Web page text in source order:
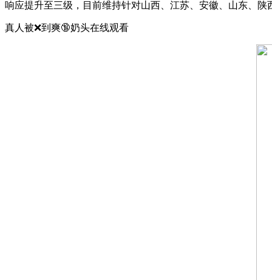
响应提升至三级，目前维持针对山西、江苏、安徽、山东、
真人被❌到爽🔞奶头在线观看